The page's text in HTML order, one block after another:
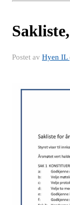
Postet av Hyen IL